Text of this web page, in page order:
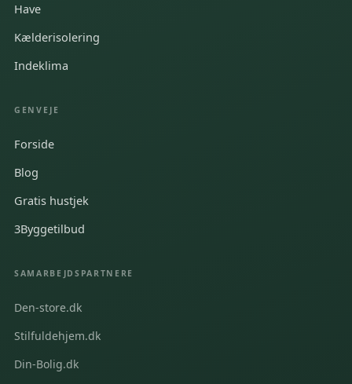
Have
Kælderisolering
Indeklima
GENVEJE
Forside
Blog
Gratis hustjek
3Byggetilbud
SAMARBEJDSPARTNERE
Den-store.dk
Stilfuldehjem.dk
Din-Bolig.dk